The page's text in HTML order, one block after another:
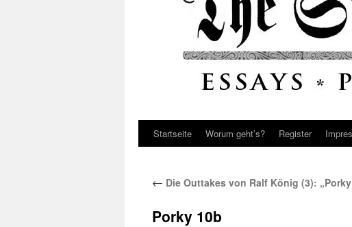
Startseite Worum geht’s? Register
← Die Outtakes von Ralf König (3):
Porky 10b